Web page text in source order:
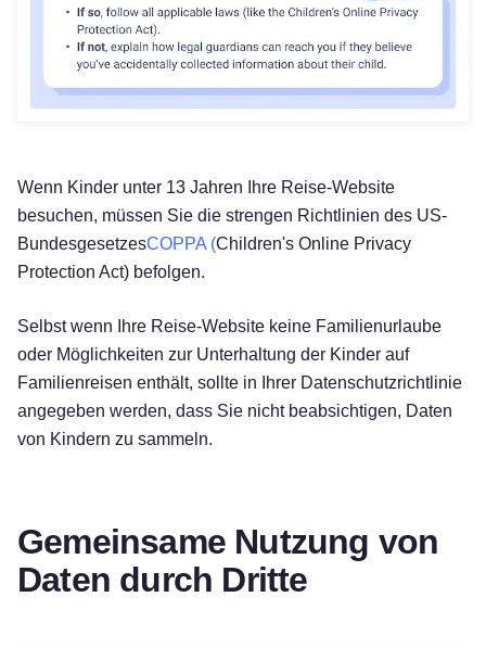
Wenn Kinder unter 13 Jahren Ihre Reise-Website
besuchen, müssen Sie die strengen Richtlinien des US-
BundesgesetzesCOPPA (Children's Online Privacy
Protection Act) befolgen.
Selbst wenn Ihre Reise-Website keine Familienurlaube
oder Möglichkeiten zur Unterhaltung der Kinder auf
Familienreisen enthält, sollte in Ihrer Datenschutzrichtlinie
angegeben werden, dass Sie nicht beabsichtigen, Daten
von Kindern zu sammeln.
Gemeinsame Nutzung von
Daten durch Dritte